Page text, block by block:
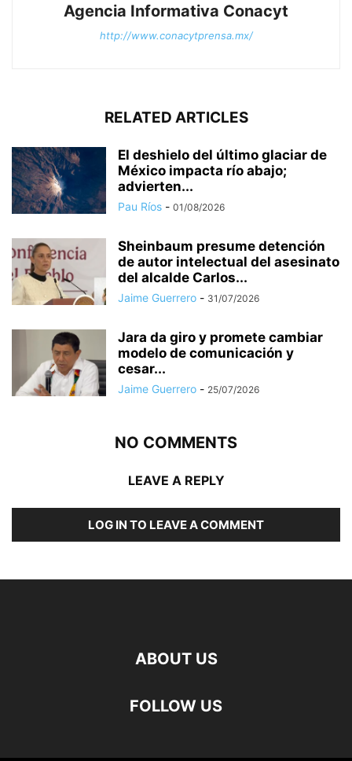
Agencia Informativa Conacyt
http://www.conacytprensa.mx/
RELATED ARTICLES
El deshielo del último glaciar de
México impacta río abajo;
advierten...
Pau Ríos - 01/08/2026
Sheinbaum presume detención
de autor intelectual del asesinato
del alcalde Carlos...
Jaime Guerrero - 31/07/2026
Jara da giro y promete cambiar
modelo de comunicación y
cesar...
Jaime Guerrero - 25/07/2026
NO COMMENTS
LEAVE A REPLY
LOG IN TO LEAVE A COMMENT
ABOUT US
FOLLOW US